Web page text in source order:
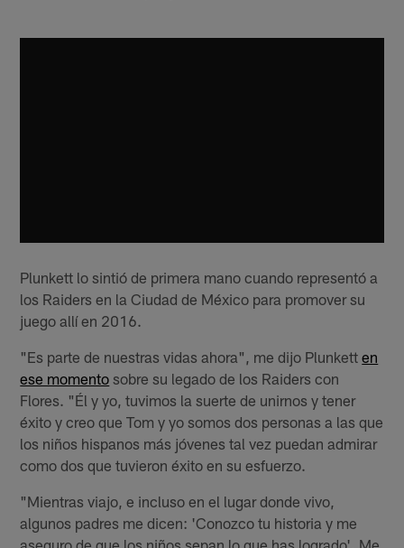
Plunkett lo sintió de primera mano cuando representó a
los Raiders en la Ciudad de México para promover su
juego allí en 2016.
"Es parte de nuestras vidas ahora", me dijo Plunketten
ese momento sobre su legado de los Raiders con
Flores. "Él y yo, tuvimos la suerte de unirnos y tener
éxito y creo que Tom y yo somos dos personas a las que
los niños hispanos más jóvenes tal vez puedan admirar
como dos que tuvieron éxito en su esfuerzo.
"Mientras viajo, e incluso en el lugar donde vivo,
algunos padres me dicen: 'Conozco tu historia y me
aseguro de que los niños sepan lo que has logrado'. Me